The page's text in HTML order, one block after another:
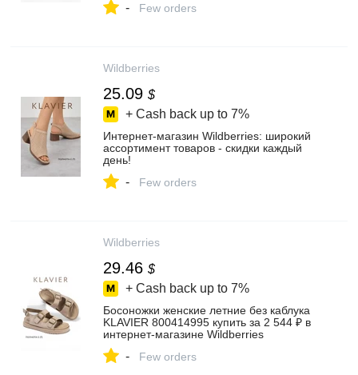
- Few orders
Wildberries
25.09 $
+ Cash back up to 7%
Интернет‑магазин Wildberries: широкий
ассортимент товаров - скидки каждый
день!
- Few orders
Wildberries
29.46 $
+ Cash back up to 7%
Босоножки женские летние без каблука
KLAVIER 800414995 купить за 2 544 ₽ в
интернет‑магазине Wildberries
- Few orders